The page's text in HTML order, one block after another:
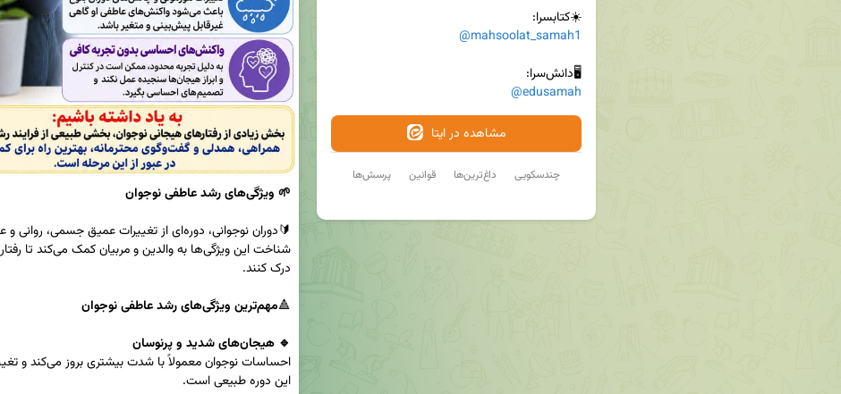
☀️کتابسرا:
@mahsoolat_samah1
🖥دانش‌سرا:
@edusamah
مشاهده در ایتا
پرسش‌ها قوانین داغ‌ترین‌ها چندسکویی
🌱 ویژگی‌های رشد عاطفی نوجوان
🔺مهم‌ترین ویژگی‌های رشد عاطفی نوجوان
🔹 هیجان‌های شدید و پرنوسان